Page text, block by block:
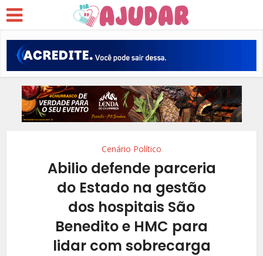
Cenário Político
Abilio defende parceria
do Estado na gestão
dos hospitais São
Benedito e HMC para
lidar com sobrecarga